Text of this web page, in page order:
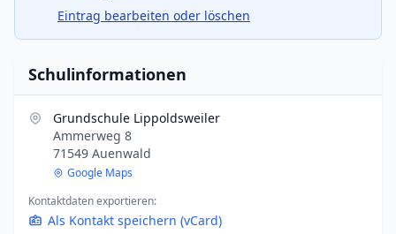
Eintrag bearbeiten oder löschen
Schulinformationen
Grundschule Lippoldsweiler
Ammerweg 8
71549 Auenwald
Google Maps
Kontaktdaten exportieren:
Als Kontakt speichern (vCard)